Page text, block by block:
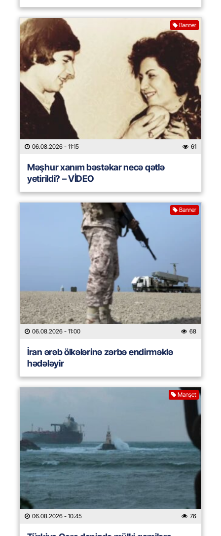
Banner
06.08.2026 - 11:15 61
Məşhur xanım bəstəkar necə qətlə
yetirildi? – VİDEO
Banner
06.08.2026 - 11:00 68
İran ərəb ölkələrinə zərbə endirməklə
hədələyir
Manşet
06.08.2026 - 10:45 76